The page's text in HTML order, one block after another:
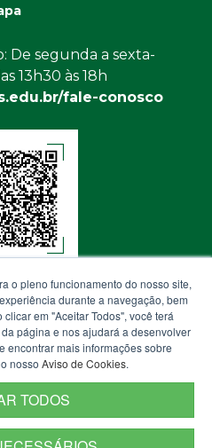
De segunda a sexta-
13h30 às 18h
fale-conosco
o pleno funcionamento do nosso site,
durante a navegação, bem
em "Aceitar Todos", você terá
página e nos ajudará a desenvolver
encontrar mais informações sobre
nosso Aviso de Cookies.
TODOS